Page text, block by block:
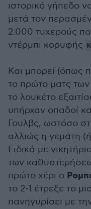
ιστορικό γήπεδο
μετά τον
2.000 τυχερούς
ντέρμπι κορυφής
Και μπορεί (όπως
το πρώτο ματς
το λουκέτο
υπήρχαν οπαδοί
Γουλβς, ωστόσο
αλλιώς η γεμάτη
Ειδικά με
των
πρώτο χέρι ο
το 2-1 έτρεξε το
πανηγυρίσει με